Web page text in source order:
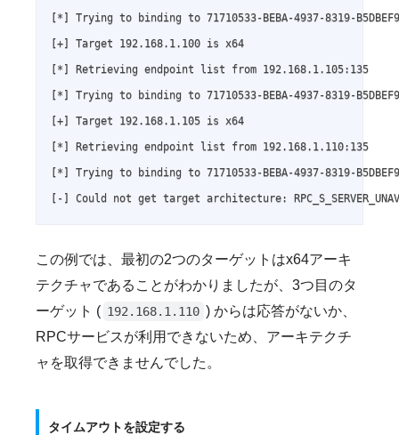
[*] Trying to binding to 71710533-BEBA-4937-8319-
[+] Target 192.168.1.100 is x64
[*] Retrieving endpoint list from 192.168.1.105:135
[*] Trying to binding to 71710533-BEBA-4937-8319-
[+] Target 192.168.1.105 is x64
[*] Retrieving endpoint list from 192.168.1.110:135
[*] Trying to binding to 71710533-BEBA-4937-8319-
[-] Could not get target architecture:
この例では、最初の2つのターゲットはx64アーキ
テクチャであることがわかりましたが、3つ目のタ
ーゲット ( 192.168.1.110 ) からは応答がないか、
RPCサービスが利用できないため、アーキテクチ
ャを取得できませんでした。
タイムアウトを設定する